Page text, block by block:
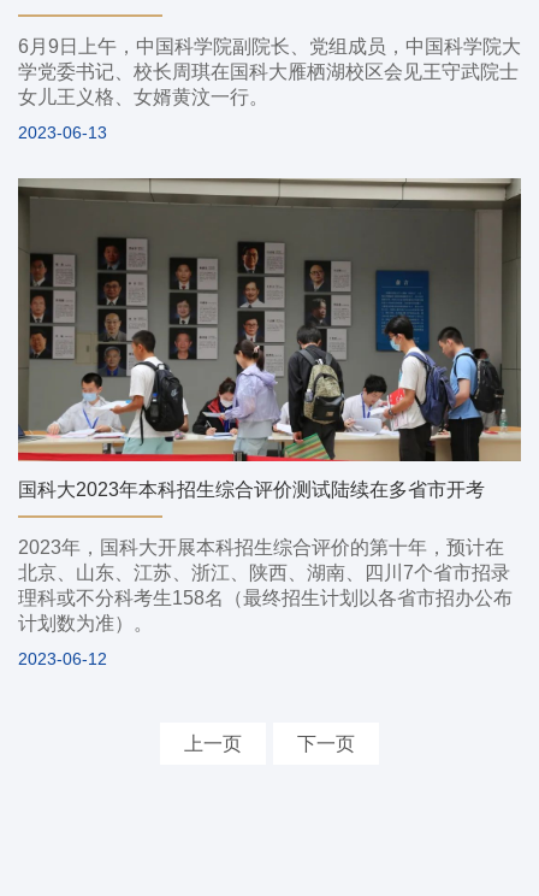
6月9日上午，中国科学院副院长、党组成员，中国科学院大
学党委书记、校长周琪在国科大雁栖湖校区会见王守武院士
女儿王义格、女婿黄汶一行。
2023-06-13
国科大2023年本科招生综合评价测试陆续在多省市开考
2023年，国科大开展本科招生综合评价的第十年，预计在
北京、山东、江苏、浙江、陕西、湖南、四川7个省市招录
理科或不分科考生158名（最终招生计划以各省市招办公布
计划数为准）。
2023-06-12
上一页 下一页